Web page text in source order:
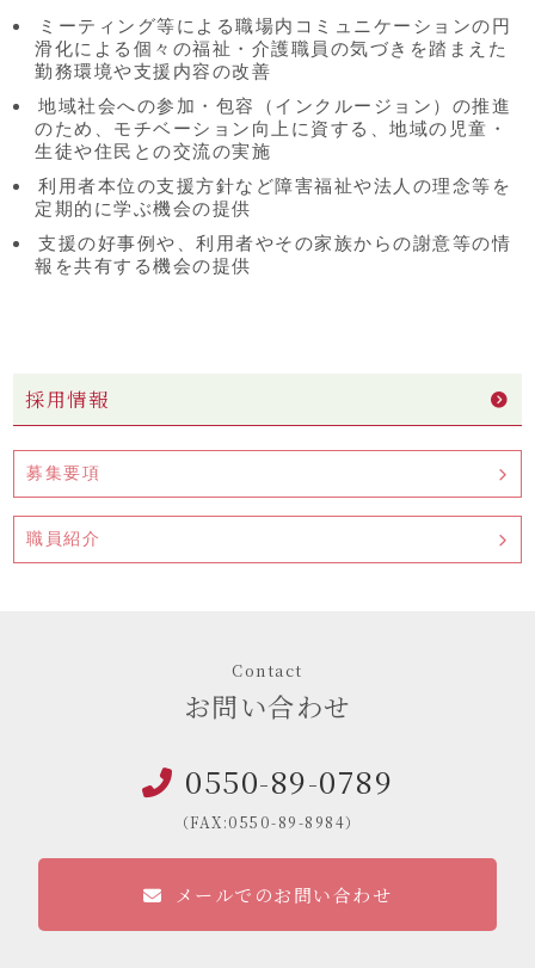
ミーティング等による職場内コミュニケーションの円
滑化による個々の福祉・介護職員の気づきを踏まえた
勤務環境や支援内容の改善
地域社会への参加・包容（インクルージョン）の推進
のため、モチベーション向上に資する、地域の児童・
生徒や住民との交流の実施
利用者本位の支援方針など障害福祉や法人の理念等を
定期的に学ぶ機会の提供
支援の好事例や、利用者やその家族からの謝意等の情
報を共有する機会の提供
採用情報
募集要項
職員紹介
Contact
お問い合わせ
0550-89-0789
（FAX:0550-89-8984）
メールでのお問い合わせ